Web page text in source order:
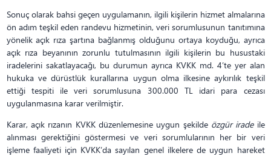
Sonuç olarak bahsi geçen uygulamanın, ilgili kişilerin hizmet almalarına
ön adım teşkil eden randevu hizmetinin, veri sorumlusunun tanıtımına
yönelik açık rıza şartına bağlanmış olduğunu ortaya koyduğu, ayrıca
açık rıza beyanının zorunlu tutulmasının ilgili kişilerin bu husustaki
iradelerini sakatlayacağı, bu durumun ayrıca KVKK md. 4’te yer alan
hukuka ve dürüstlük kurallarına uygun olma ilkesine aykırılık teşkil
ettiği tespiti ile veri sorumlusuna 300.000 TL idari para cezası
uygulanmasına karar verilmiştir.
Karar, açık rızanın KVKK düzenlemesine uygun şekilde özgür iradeile
alınması gerektiğini göstermesi ve veri sorumlularının her bir veri
işleme faaliyeti için KVKK’da sayılan genel ilkelere de uygun hareket